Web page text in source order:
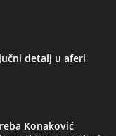
detalj u aferi
Konaković